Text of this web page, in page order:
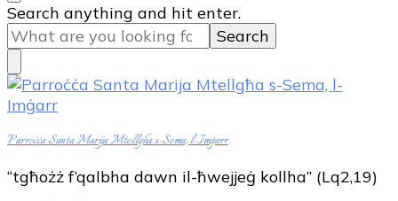
Looking
for
Something?
Search anything and hit enter.
Parroċċa Santa Marija Mtellgħa s-Sema, l-Imġarr
“tgħożż f’qalbha dawn il-ħwejjeġ kollha” (Lq2,19)